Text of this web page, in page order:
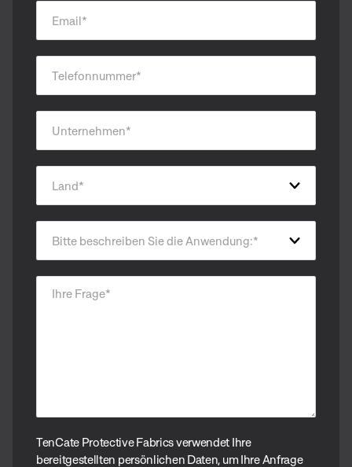
Email*
Telefonnummer*
Unternehmen*
Land*
Bitte beschreiben Sie die Anwendung:*
Ihre Frage*
TenCate Protective Fabrics verwendet Ihre
bereitgestellten persönlichen Daten, um Ihre Anfrage